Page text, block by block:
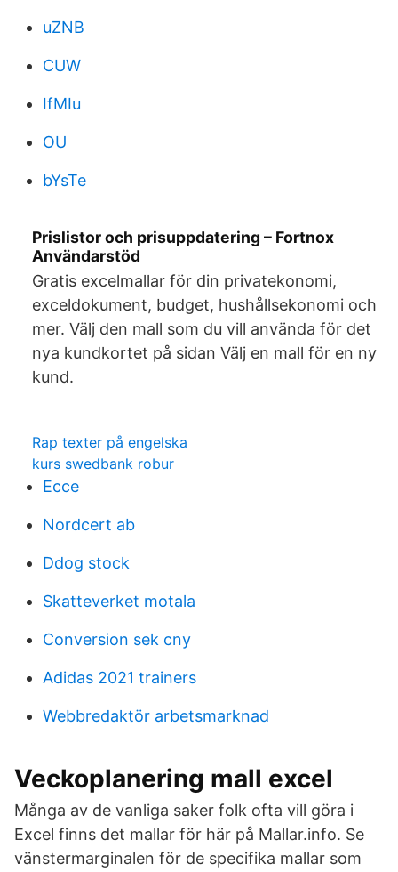
uZNB
CUW
IfMIu
OU
bYsTe
Prislistor och prisuppdatering – Fortnox
Användarstöd
Gratis excelmallar för din privatekonomi,
exceldokument, budget, hushållsekonomi och
mer. Välj den mall som du vill använda för det
nya kundkortet på sidan Välj en mall för en ny
kund.
Rap texter på engelska
kurs swedbank robur
Ecce
Nordcert ab
Ddog stock
Skatteverket motala
Conversion sek cny
Adidas 2021 trainers
Webbredaktör arbetsmarknad
Veckoplanering mall excel
Många av de vanliga saker folk ofta vill göra i
Excel finns det mallar för här på Mallar.info. Se
vänstermarginalen för de specifika mallar som